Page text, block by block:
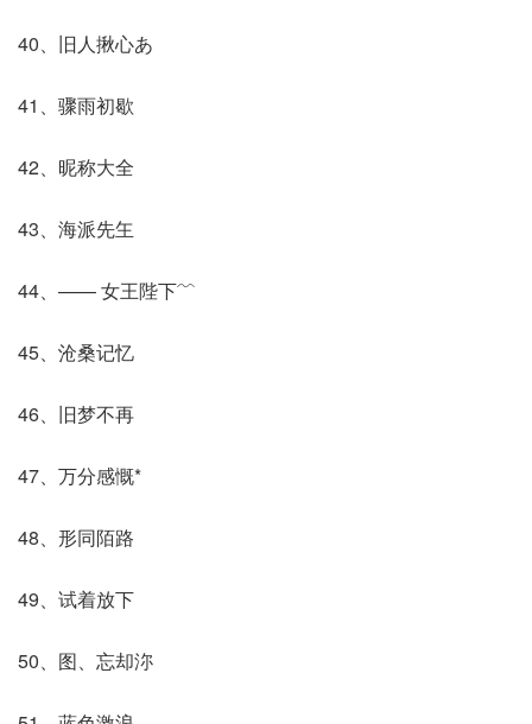
40、旧人揪心あ
41、骤雨初歇
42、昵称大全
43、海派先玍
44、—— 女王陛下﹌
45、沧桑记忆
46、旧梦不再
47、万分感慨*
48、形同陌路
49、试着放下
50、图、忘却沵